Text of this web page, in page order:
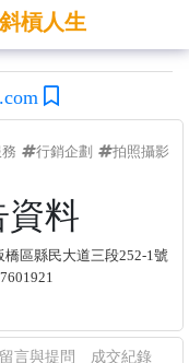
槓人生
行銷企劃 拍照攝影
資料
橋區縣民大道三段252-1號
留言與提問 成交紀錄